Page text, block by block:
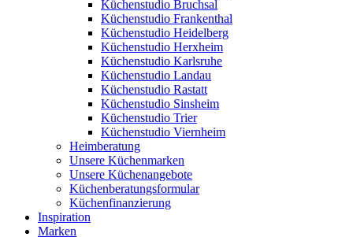
Küchenstudio Bruchsal
Küchenstudio Frankenthal
Küchenstudio Heidelberg
Küchenstudio Herxheim
Küchenstudio Karlsruhe
Küchenstudio Landau
Küchenstudio Rastatt
Küchenstudio Sinsheim
Küchenstudio Trier
Küchenstudio Viernheim
Heimberatung
Unsere Küchenmarken
Unsere Küchenangebote
Küchenberatungsformular
Küchenfinanzierung
Inspiration
Marken